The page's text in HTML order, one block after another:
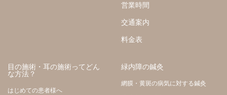
営業時間
交通案内
料金表
目の施術・耳の施術ってどん
な方法？
はじめての患者様へ
緑内障の鍼灸
網膜・黄斑の病気に対する鍼灸